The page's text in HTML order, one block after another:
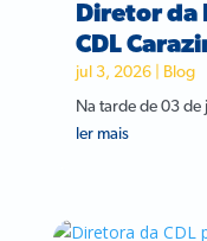
Diretor da
CDL
jul 3, 2026| Blog
Na tarde de 03 de
ler mais